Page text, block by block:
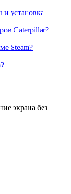
установка
Caterpillar?
Steam?
экрана без